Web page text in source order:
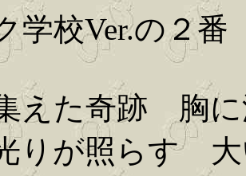
学校Ver.の２番
えた奇跡 胸に
りが照らす 大